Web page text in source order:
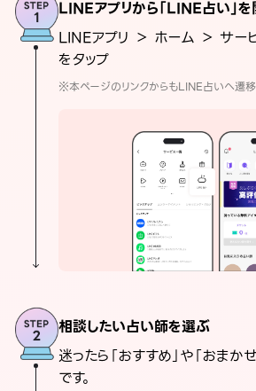
LINEアプリから「LINE占い」を
LINEアプリ ＞ ホーム ＞ サー
をタップ
※本ページのリンクからもLINE占いへ遷
相談したい占い師を選ぶ
迷ったら「おすすめ」や「おまか
です。